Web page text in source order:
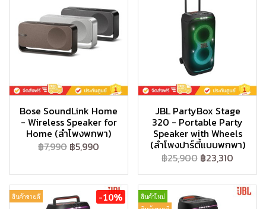
Bose SoundLink Home
- Wireless Speaker for
Home (ลำโพงพกพา)
฿7,990 ฿5,990
JBL PartyBox Stage
320 - Portable Party
Speaker with Wheels
(ลำโพงปาร์ตี้แบบพกพา)
฿25,900 ฿23,310
สินค้าขายดี -10%
สินค้าใหม่